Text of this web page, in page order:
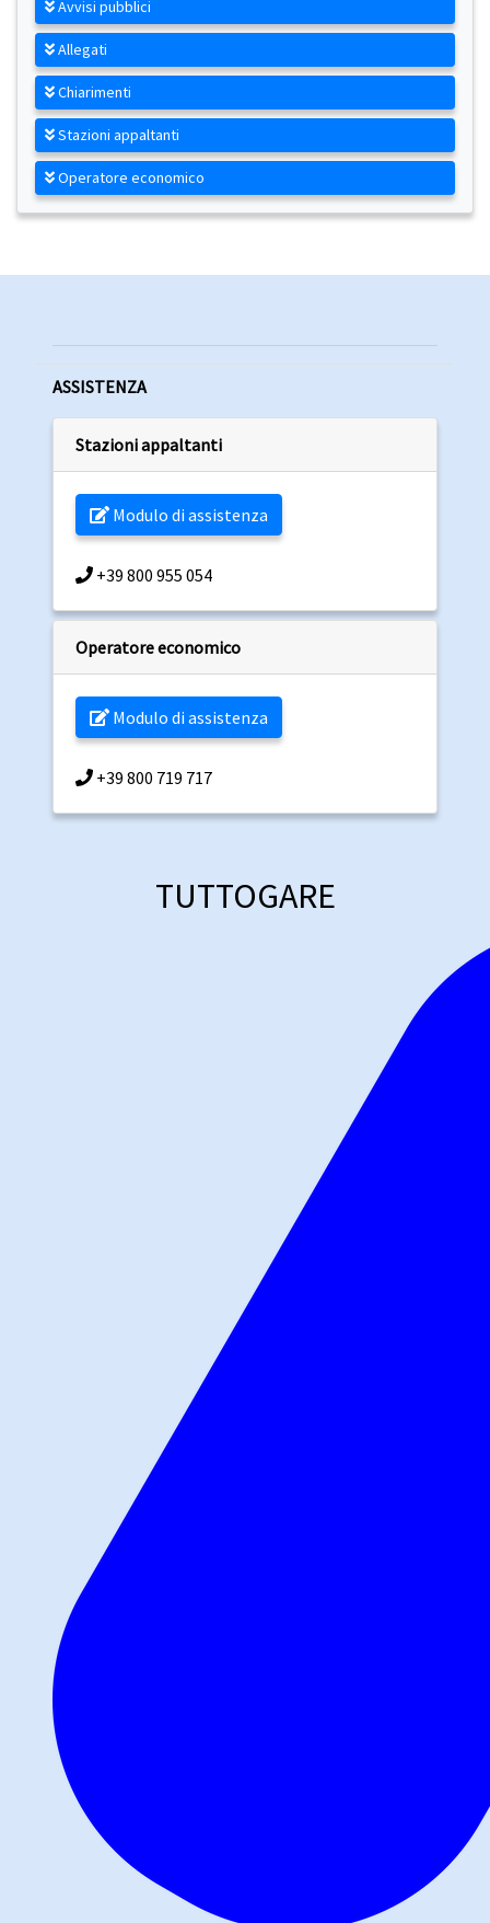
Avvisi pubblici
Allegati
Chiarimenti
Stazioni appaltanti
Operatore economico
ASSISTENZA
Stazioni appaltanti
Modulo di assistenza
+39 800 955 054
Operatore economico
Modulo di assistenza
+39 800 719 717
TUTTOGARE